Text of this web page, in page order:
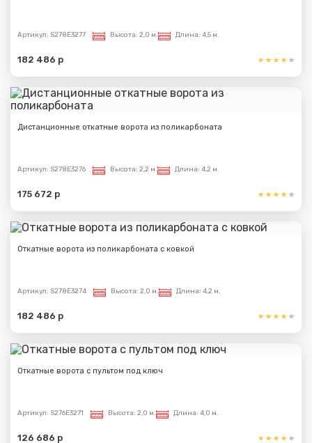
Артикул: S278E3277 Высота: 2,0 м. Длина: 4,5 м.
182 486 р
Дистанционные откатные ворота из поликарбоната
Артикул: S278E3276 Высота: 2,2 м. Длина: 4,2 м.
175 672 р
Откатные ворота из поликарбоната с ковкой
Артикул: S278E3274 Высота: 2,0 м. Длина: 4,2 м.
182 486 р
Откатные ворота с пультом под ключ
Артикул: S276E3271 Высота: 2,0 м. Длина: 4,0 м.
126 686 р